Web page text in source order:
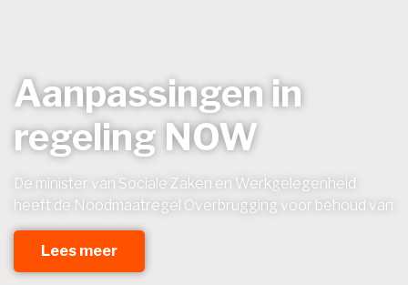
Aanpassingen in
regeling NOW
De minister van Sociale Zaken en Werkgelegenheid
heeft de Noodmaatregel Overbrugging voor behoud van
Lees meer